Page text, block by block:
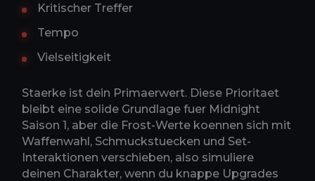
Kritischer Treffer
Tempo
Vielseitigkeit
Staerke ist dein Primaerwert. Diese Prioritaet
bleibt eine solide Grundlage fuer Midnight
Saison 1, aber die Frost-Werte koennen sich mit
Waffenwahl, Schmuckstuecken und Set-
Interaktionen verschieben, also simuliere
deinen Charakter, wenn du knappe Upgrades